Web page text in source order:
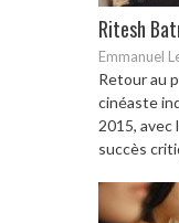
Ritesh
Emmanuel
Retour au
cinéaste
2015, avec
succès